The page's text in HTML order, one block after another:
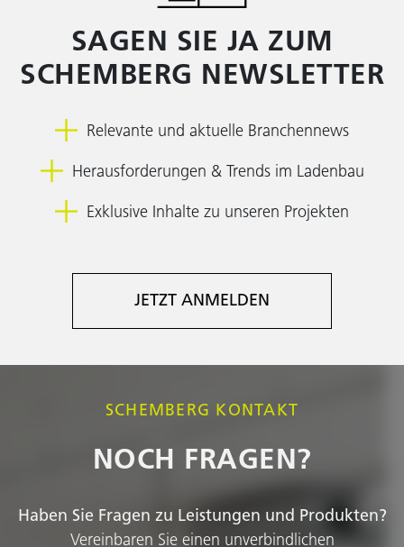
SAGEN SIE JA ZUM
SCHEMBERG NEWSLETTER
Relevante und aktuelle Branchennews
Herausforderungen & Trends im Ladenbau
Exklusive Inhalte zu unseren Projekten
JETZT ANMELDEN
SCHEMBERG KONTAKT
NOCH FRAGEN?
Haben Sie Fragen zu Leistungen und Produkten?
Vereinbaren Sie einen unverbindlichen